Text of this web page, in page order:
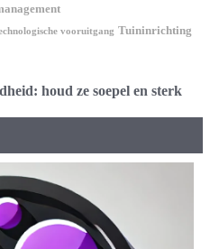
vooruitgang Tuininrichting
houd ze soepel en sterk